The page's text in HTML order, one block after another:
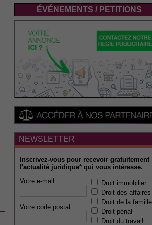
ÉVÉNEMENTS / PETITIONS
NEWSLETTER
Inscrivez-vous pour recevoir gratuitement
l'actualité juridique* qui vous intéresse.
Votre e-mail :
Votre code postal :
Droit immobilier
Droit des affaires
Droit de la famille
Droit pénal
Droit du travail